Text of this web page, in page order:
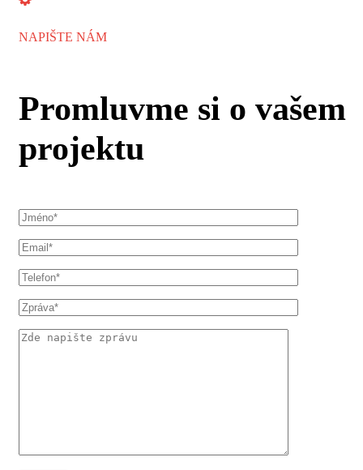
NAPIŠTE NÁM
Promluvme si o vašem
projektu